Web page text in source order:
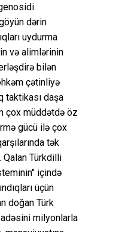
dərin
uydurma
və alimlərinin
bilən
çətinliyə
taktikası daşa
çox müddətdə öz
gücü ilə çox
tək
Qalan Türkdilli
içində
üçün
doğan Türk
milyonlarla